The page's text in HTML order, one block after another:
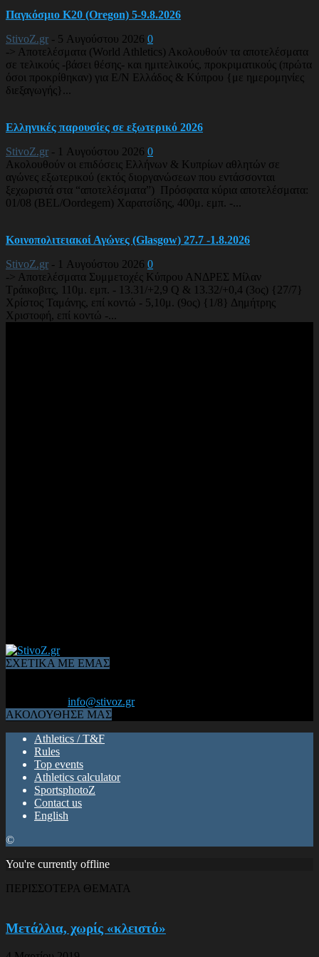
Παγκόσμιο Κ20 (Oregon) 5-9.8.2026
StivoZ.gr - 5 Αυγούστου 2026 0
-> Αποτελέσματα (World Athletics) Ακολουθούν τα αποτελέσματα
σε τελικούς -βάσει θέσης- και ημιτελικούς, προκριματικούς (πρώτα
όσοι προκρίθηκαν) για Ε/Ν Ελλάδος & Κύπρου {με ημερομηνίες
διεξαγωγής}...
Ελληνικές παρουσίες σε εξωτερικό 2026
StivoZ.gr - 1 Αυγούστου 2026 0
Ακολουθούν οι επιδόσεις Ελλήνων & Κυπρίων αθλητών σε
αγώνες εξωτερικού (εκτός διοργανώσεων που εντάσσονται
ξεχωριστά στα “αποτελέσματα”) Πρόσφατα κύρια αποτελέσματα:
01/08 (BEL/Oordegem) Χαρατσίδης, 400μ. εμπ. -...
Κοινοπολιτειακοί Αγώνες (Glasgow) 27.7 -1.8.2026
StivoZ.gr - 1 Αυγούστου 2026 0
-> Αποτελέσματα Συμμετοχές Κύπρου ΑΝΔΡΕΣ Μίλαν
Τράικοβιτς, 110μ. εμπ. - 13.31/+2,9 Q & 13.32/+0,4 (3ος) {27/7}
Χρίστος Ταμάνης, επί κοντώ - 5,10μ. (9ος) {1/8} Δημήτρης
Χριστοφή, επί κοντώ -...
ΣΧΕΤΙΚΑ ΜΕ ΕΜΑΣ
info@stivoz.gr
ΑΚΟΛΟΥΘΗΣΕ ΜΑΣ
Athletics / T&F
Rules
Top events
Athletics calculator
SportsphotoZ
Contact us
English
©
You're currently offline
ΠΕΡΙΣΣΟΤΕΡΑ ΘΕΜΑΤΑ
Μετάλλια, χωρίς «κλειστό»